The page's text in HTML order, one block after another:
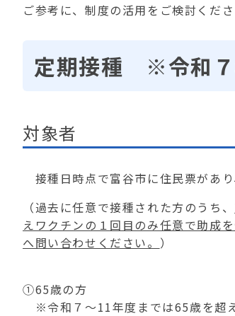
ご参考に、制度の活用をご検討くださ
定期接種 ※令和７
対象者
接種日時点で富谷市に住民票があ
（過去に任意で接種された方のうち、
えワクチンの１回目のみ任意で助成
へ問い合わせください。 ）
①65歳の方
※令和７～11年度までは65歳を超